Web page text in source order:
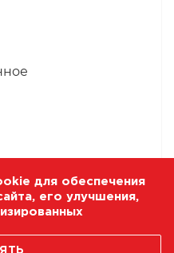
для обеспечения
его улучшения,